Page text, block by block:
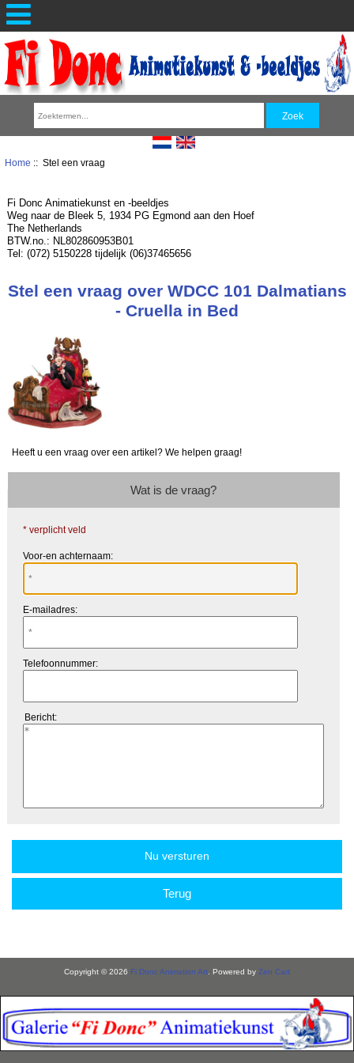
Home :: Stel een vraag
Fi Donc Animatiekunst en -beeldjes
Weg naar de Bleek 5, 1934 PG Egmond aan den Hoef
The Netherlands
BTW.no.: NL802860953B01
Tel: (072) 5150228 tijdelijk (06)37465656
Stel een vraag over WDCC 101 Dalmatians
- Cruella in Bed
Heeft u een vraag over een artikel? We helpen graag!
Wat is de vraag?
* verplicht veld
Voor-en achternaam:
E-mailadres:
Telefoonnummer:
Bericht:
Terug
Copyright © 2026 Fi Donc Animation Art . Powered by Zen Cart